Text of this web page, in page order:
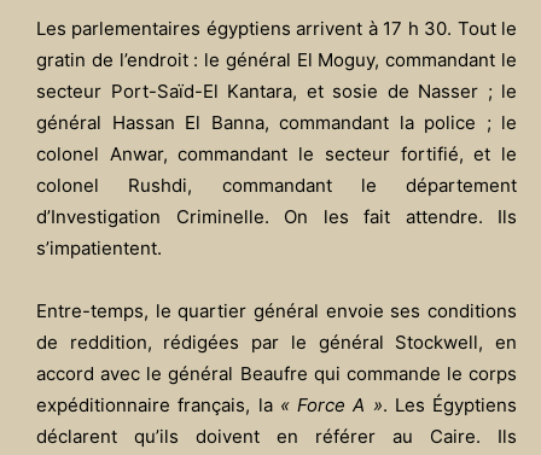
Les parlementaires égyptiens arrivent à 17 h 30. Tout le
gratin de l’endroit : le général El Moguy, commandant le
secteur Port-Saïd-El Kantara, et sosie de Nasser ; le
général Hassan El Banna, commandant la police ; le
colonel Anwar, commandant le secteur fortifié, et le
colonel Rushdi, commandant le département
d’Investigation Criminelle. On les fait attendre. Ils
s’impatientent.
Entre-temps, le quartier général envoie ses conditions
de reddition, rédigées par le général Stockwell, en
accord avec le général Beaufre qui commande le corps
expéditionnaire français, la « Force A ». Les Égyptiens
déclarent qu’ils doivent en référer au Caire. Ils